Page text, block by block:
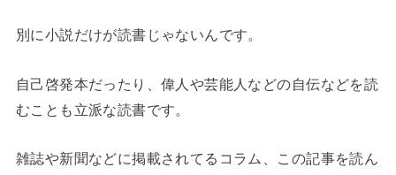
別に小説だけが読書じゃないんです。
自己啓発本だったり、偉人や芸能人などの自伝などを読
むことも立派な読書です。
雑誌や新聞などに掲載されてるコラム、この記事を読ん